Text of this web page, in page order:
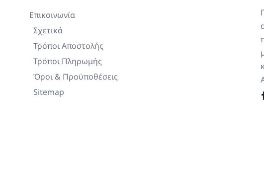
Επικοινωνία
Σχετικά
Τρόποι Αποστολής
Τρόποι Πληρωμής
Όροι & Προϋποθέσεις
Sitemap